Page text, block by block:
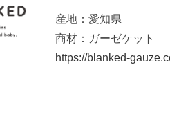
産地：愛知県
商材：ガーゼケット
https://blanked-